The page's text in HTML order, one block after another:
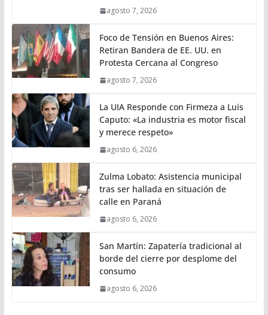
agosto 7, 2026
Foco de Tensión en Buenos Aires:
Retiran Bandera de EE. UU. en
Protesta Cercana al Congreso
agosto 7, 2026
La UIA Responde con Firmeza a Luis
Caputo: «La industria es motor fiscal
y merece respeto»
agosto 6, 2026
Zulma Lobato: Asistencia municipal
tras ser hallada en situación de
calle en Paraná
agosto 6, 2026
San Martín: Zapatería tradicional al
borde del cierre por desplome del
consumo
agosto 6, 2026